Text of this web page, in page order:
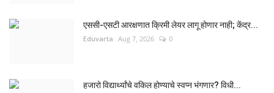
एससी-एसटी आरक्षणात क्रिमी लेयर लागू होणार नाही; केंद्र...
Eduvarta Aug 7, 2026 0
हजारो विद्यार्थ्यांचे वकिल होण्याचे स्वप्न भंगणार? विधी...